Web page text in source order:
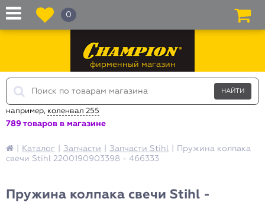
Каталог Запчасти Запчасти Stihl
Пружина колпака
свечи Stihl 2200190903398 - 466333
Пружина колпака свечи Stihl -
фирменный магазин
например, коленвал 255
789 товаров в магазине
0